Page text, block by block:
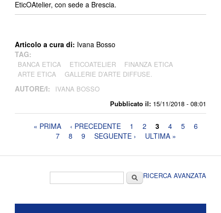
Pubblicato il: 15/11/2018 - 08:01
EticOAtelier, con sede a Brescia.
Articolo a cura di: Ivana Bosso
TAG:
BANCA ETICA ETICOATELIER
FINANZA ETICA
ARTE ETICA
GALLERIE D’ARTE DIFFUSE.
AUTORE/I: IVANA BOSSO
Pagine« PRIMA ‹ PRECEDENTE 1 2 3 4 5
6
7
8 9 SEGUENTE › ULTIMA »
CercaRICERCA AVANZATA